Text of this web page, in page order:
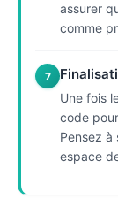
assurer
comme
7
Une fois
code
Pensez à
espace